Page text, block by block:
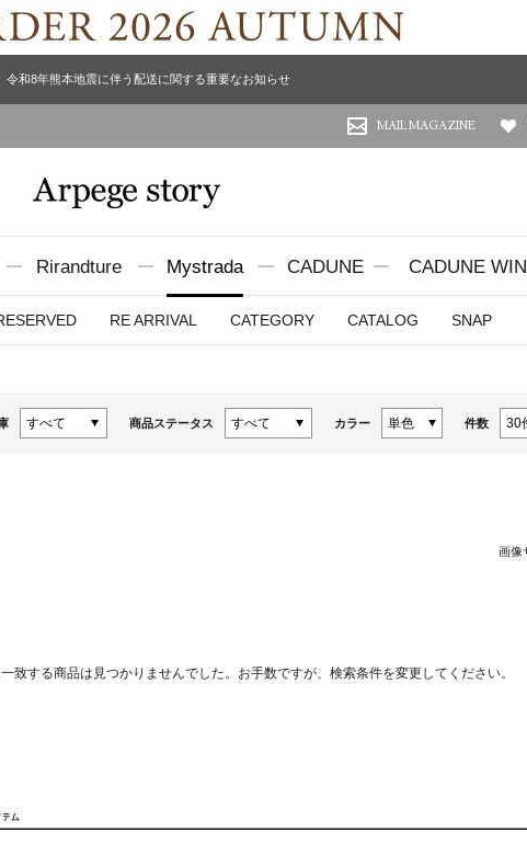
令和8年熊本地震に伴う配送に関する重要なお知らせ
MAIL MAGAZINE
Rirandture Mystrada CADUNE CADUNE
RE ARRIVAL CATEGORY CATALOG SNAP
商品ステータス カラー 件数
画像
致する商品は見つかりませんでした。お手数ですが、検索条件を変更してください。